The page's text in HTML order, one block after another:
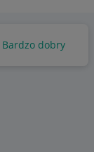
Bardzo dobry